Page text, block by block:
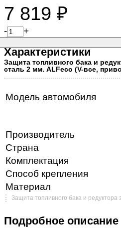
7 819 ₽
- +
Характеристики
Защита топливного бака и
сталь 2 мм. ALFeco (V-все,
Модель автомобиля
Производитель
Страна
Комплектация
Способ крепления
Материал
Защита топливного бака и редуктора
Подробное описание